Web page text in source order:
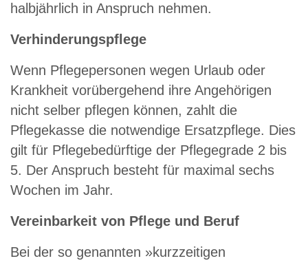
halbjährlich in Anspruch nehmen.
Verhinderungspflege
Wenn Pflegepersonen wegen Urlaub oder
Krankheit vorübergehend ihre Angehörigen
nicht selber pflegen können, zahlt die
Pflegekasse die notwendige Ersatzpflege. Dies
gilt für Pflegebedürftige der Pflegegrade 2 bis
5. Der Anspruch besteht für maximal sechs
Wochen im Jahr.
Vereinbarkeit von Pflege und Beruf
Bei der so genannten »kurzzeitigen